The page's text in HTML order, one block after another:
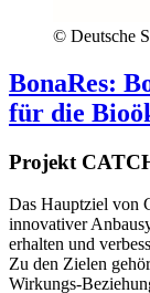
© Deutsche
BonaRes:
für die
Projekt
Das Hauptziel von
innovativer
erhalten und
Zu den Zielen
Wirkungs-